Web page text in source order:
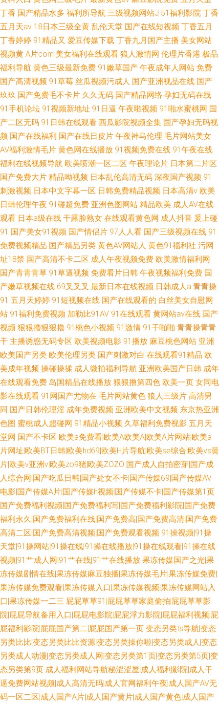
丁香 国产精品水多 福利所导航 三级视频网站J 51福利影院 丁香
五月天av 18日本三级全黄 乱伦天堂 国产在线短视频 丁香五月
丁香婷婷 91精品又 爱豆传媒下载 丁香九月国产主播 美女网站
视频黄 A片com 美女福利在线观看 狼人激情网 伦理片香港 极品
福利导航 黄色三级最新免费 91嫩草国产 午夜成年人网站 免费
国产高清视频 91草莓 丝瓜视频污成人 国产亚洲视品在线 国产
玖玖 国产免费毛不卡片 久久无码 国产精品网络 孕妇无码在线
91手机论坛 91视频新地址 91日逼 午夜啪视频 91啪水蜜桃网 国
产二区无码 91日韩在线观看 西瓜影院视频全集 国产孕妇无码视
频 国产在线福利 国产在线日皮片 午夜神马伦理 毛片网站美女
AV福利激情毛片 黄色网在线播放 91视频免费在线 91午夜在线
福利在线视频导航 欧美喷潮一区二区 午夜理论片 日本第二片区
国产免费大片 精品呦视频 日本乱伦高清无码 深夜国产视频 91
刺激视频 日本中文字幕一区 日韩免费精品视频 日本高清v 欧美
日韩伦理午夜 91碰超免费 亚洲色图网站 精品欧美 成人AV在线
观看 日本a级在线 干露脸熟女 在线观看黄色网 成人抖音 爰上碰
91 国产美女91视频 国产情侣片 97人人看 国产三级视频在线 91
免费视频精品 国产精品另类 黄色AV网站人 黄色91福利社 污网
址18禁 国产高清不卡二区 成人午夜视频免费 欧美激情福利网
国产青青青草 91草逼视频 免费看片日韩 午夜视频福利免费 国
产嫩草视频在线 69叉叉叉 最新日本在线视频 日韩成人a 青青操
91 五月天婷婷 91短视频在线 国产在线观看的 白丝美女自慰网
站 91福利免费视频 加勒比91AV 91在线观看 黄网站av在线 国产
视频 狠狠擼狠狠擼 91桃色小视频 91激情 91干啪啪 青青操青青
干 主播诱惑无码专区 欧美视频电影 91播放 麻豆桃色网站 亚洲
欧美国产另类 欧美伦理另类 国产刺激对白 在线观看91精品 欧
美成年视频 操碰操揉 成人微拍福利导航 亚洲欧美国产日韩 成年
在线观看免费 岛国精品在线播放 狠狠撸第四色 欧美一页 女同电
影在线观看 91网国产尤物在 毛片网站黄色 狼人三级片 高清男
同 国产日韩伦理淫 成年免费视频 亚洲欧美中文视频 东京热亚洲
色图 蜜桃成人超碰网 91精品小视频 久草福利免费视影 五月天
堂网 国产不卡区 欧美a免费看|欧美A欧美A|欧美A片网站|欧美a
片网址|欧美BT日韩|欧美hd69|欧美H片导航|欧美se综合|欧美vs黄
片|欧美v亚洲v|欧美zo9猪|欧美ZOZO 国产成人自拍密芽|国产成
人综合网|国产吃瓜日韩|国产处女不卡|国产传媒69|国产传媒AV
电影|国产传媒A片|国产传媒h视频|国产传媒不卡|国产传媒第1页
国产免费福利视频|国产免费福利写|国产免费福利影院|国产免费
福利永久|国产免费福利在线|国产免费高|国产免费高清|国产免费
高清二区|国产免费高清视频|国产免费观看视频 91操视频|91操
天堂|91操网站|91操在线|91操在线播放|91操在线观看|91操在线
视频|91艹成人网|91艹在线|91艹在线播放 果冻传媒国产之光|果
冻传媒剧情在线|果冻传媒麻豆独播|果冻传媒毛片|果冻传媒免费|
果冻传媒免费观看|果冻传媒入口|果冻传媒视频|果冻传媒网站入
口|果冻传媒一二三 屁屁草草91|屁屁草草家庭偷拍|屁屁草草影
院|屁屁导航备用入口|屁屁电影院|屁屁浮力影院|屁屁福利视频|屁
屁福利影院|屁屁国产第二|屁屁国产第一页 变态另类ts导航|变态
另类比比|变态另类比比资源|变态另类操你啦|变态另类成人|变态
另类成人动漫|变态另类成人网|变态另类第1页|变态另类第5页|变
态另类第9页 成人福利网站导航秘涩涩屋|成人福利影院|成人干
逼免费网站视频|成人高清无码|成人官网福利午夜|成人国产AV无
码一区二区|成人国产A片|成人国产黄片|成人国产黄色|成人国产